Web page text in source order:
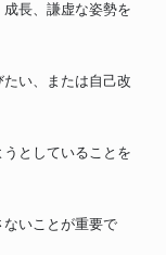
長、謙虚な姿勢を
い、または自己改
としていることを
いことが重要で